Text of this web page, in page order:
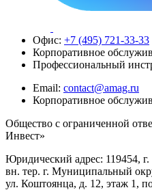
Офис: +7 (495) 721-33-33
Корпоративное
Профессиональный
Email: contact@amag.ru
Корпоративное
Общество с ограниченной
Инвест»
Юридический адрес: 119454,
вн. тер. г. Муниципальный
ул. Коштоянца, д. 12, этаж 1,